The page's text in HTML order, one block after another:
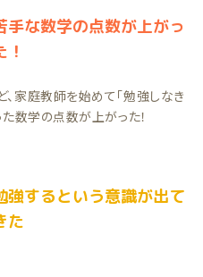
手な数学の点数が上がっ
！
家庭教師を始めて「勉強しなき
数学の点数が上がった！
強するという意識が出て
た